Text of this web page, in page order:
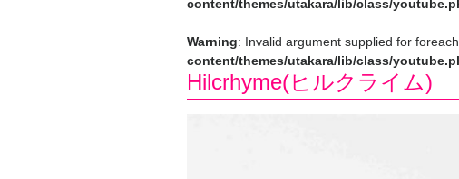
content/themes/utakara/lib/class/
Warning: Invalid argument supplied for
content/themes/utakara/lib/class/
Hilcrhyme(ヒルクライム)